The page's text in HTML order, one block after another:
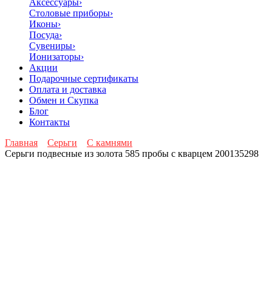
Аксессуары›
Столовые приборы›
Иконы›
Посуда›
Сувениры›
Ионизаторы›
Акции
Подарочные сертификаты
Оплата и доставка
Обмен и Скупка
Блог
Контакты
Главная
Серьги
С камнями
Серьги подвесные из золота 585 пробы с кварцем 200135298